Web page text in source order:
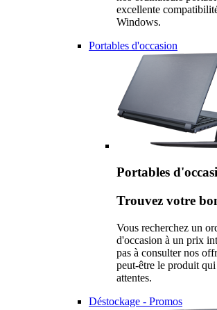
excellente
Windows.
Portables d'occasion
Portables
Trouvez votre
Vous recherchez un
d'occasion à un prix
pas à consulter nos
peut-être le produit
attentes.
Déstockage - Promos